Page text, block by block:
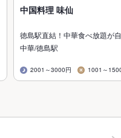
中国料理 味仙
徳島駅直結！中華食べ放題が
中華/徳島駅
2001～3000円 1001～